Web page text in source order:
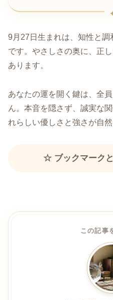
9月27日生まれは、知性と調
です。やさしさの奥に、正
あります。
あなたの運を開く鍵は、全
ん。本音を隠さず、誠実な
れらしい優しさと強さが自然
☆ ブックマーク
この記事